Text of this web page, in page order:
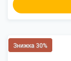
Знижка 30%